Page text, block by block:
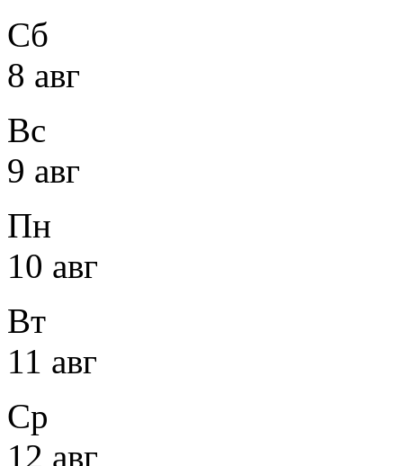
Сб
8 авг
Вс
9 авг
Пн
10 авг
Вт
11 авг
Ср
12 авг